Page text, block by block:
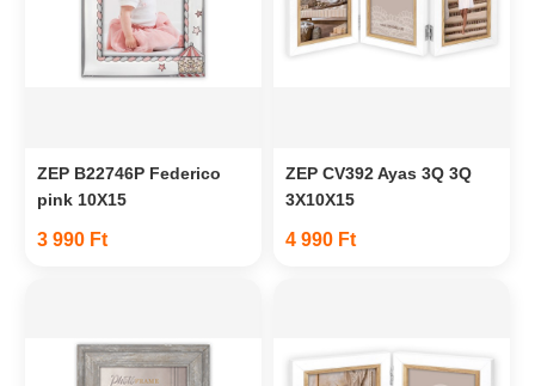
ZEP B22746P Federico
pink 10X15
3 990 Ft
ZEP CV392 Ayas 3Q 3Q
3X10X15
4 990 Ft